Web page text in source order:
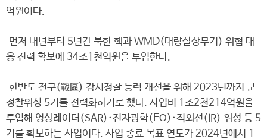
억원이다.
먼저 내년부터 5년간 북한 핵과 WMD(대량살상무기) 위협 대
응 전력 확보에 34조1천억원을 투입한다.
한반도 전구(戰區) 감시정찰 능력 개선을 위해 2023년까지 군
정찰위성 5기를 전력화하기로 했다. 사업비 1조2천214억원을
투입해 영상레이더(SAR)·전자광학(EO)·적외선(IR) 위성 등 5
기를 확보하는 사업이다. 사업 종료 목표 연도가 2024년에서 1